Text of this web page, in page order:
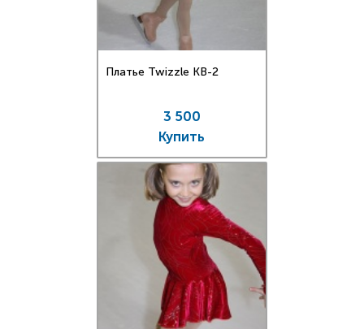
Платье Twizzle КВ-2
3 500
Купить